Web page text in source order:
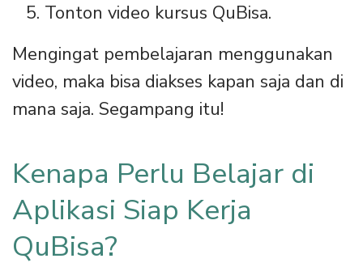
Tonton video kursus QuBisa.
Mengingat pembelajaran menggunakan
video, maka bisa diakses kapan saja dan di
mana saja. Segampang itu!
Kenapa Perlu Belajar di
Aplikasi Siap Kerja
QuBisa?